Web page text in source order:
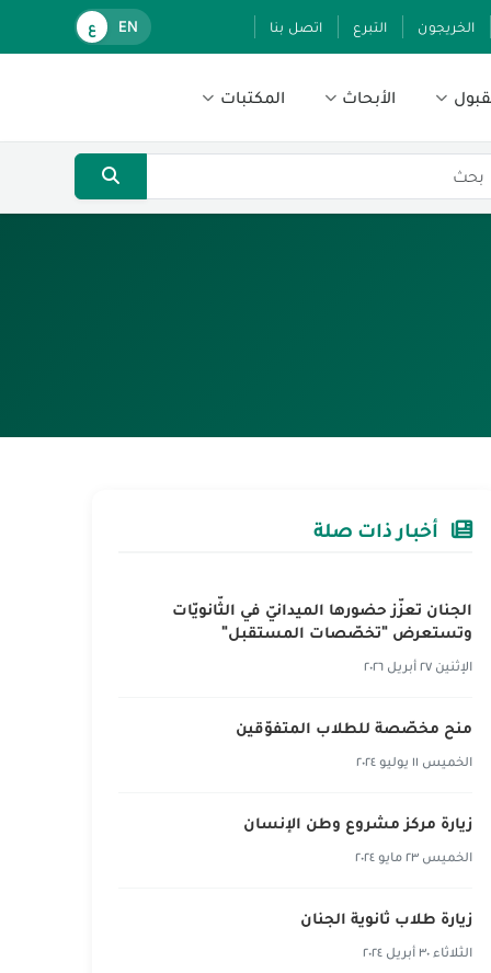
الخريجون التبرع اتصل بنا EN ع
الأبحاث المكتبات
أخبار ذات صلة
الجنان تعزّز حضورها الميدانيّ في الثّانويّات
وتستعرض "تخصّصات المستقبل"
الإثنين ٢٧ أبريل ٢٠٢٦
منح مخصّصة للطلاب المتفوّقين
الخميس ١١ يوليو ٢٠٢٤
زيارة مركز مشروع وطن الإنسان
الخميس ٢٣ مايو ٢٠٢٤
زيارة طلاب ثانوية الجنان‎
الثلاثاء ٣٠ أبريل ٢٠٢٤